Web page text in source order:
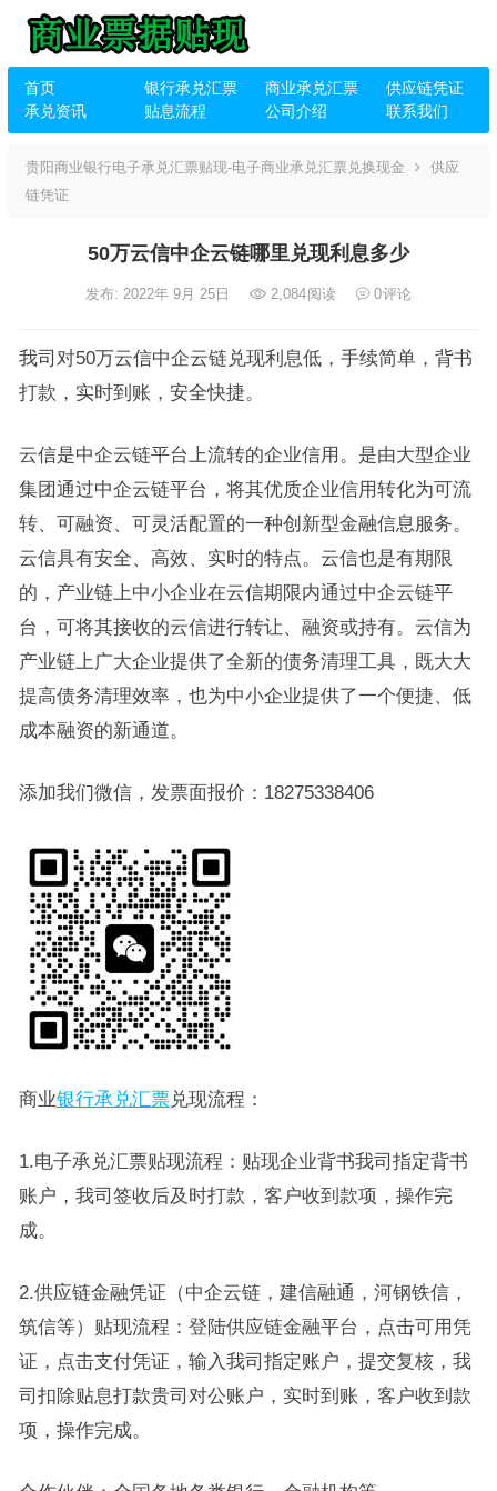
首页 银行承兑汇票 商业承兑汇票
供应链凭证
承兑资讯
贴息流程 公司介绍 联系我们
贵阳商业银行电子承兑汇票贴现-电子商业承兑汇票兑换现金
供应
链凭证
50万云信中企云链哪里兑现利息多少
发布: 2022年 9月 25日 2,084阅读 0评论
我司对50万云信中企云链兑现利息低，手续简单，背书
打款，实时到账，安全快捷。
云信是中企云链平台上流转的企业信用。是由大型企业
集团通过中企云链平台，将其优质企业信用转化为可流
转、可融资、可灵活配置的一种创新型金融信息服务。
云信具有安全、高效、实时的特点。云信也是有期限
的，产业链上中小企业在云信期限内通过中企云链平
台，可将其接收的云信进行转让、融资或持有。云信为
产业链上广大企业提供了全新的债务清理工具，既大大
提高债务清理效率，也为中小企业提供了一个便捷、低
成本融资的新通道。
添加我们微信，发票面报价：18275338406
商业银行承兑汇票兑现流程：
1.电子承兑汇票贴现流程：贴现企业背书我司指定背书
账户，我司签收后及时打款，客户收到款项，操作完
成。
2.供应链金融凭证（中企云链，建信融通，河钢铁信，
筑信等）贴现流程：登陆供应链金融平台，点击可用凭
证，点击支付凭证，输入我司指定账户，提交复核，我
司扣除贴息打款贵司对公账户，实时到账，客户收到款
项，操作完成。